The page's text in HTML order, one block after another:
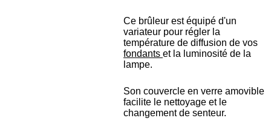
Ce brûleur est équipé d'un
variateur pour régler la
température de diffusion de vos
fondants et la luminosité de la
lampe.
Son couvercle en verre amovible
facilite le nettoyage et le
changement de senteur.